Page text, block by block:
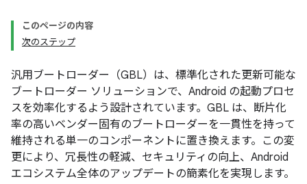
このページの内容
次のステップ
汎用ブートローダー（GBL）は、標準化された更新可能な
ブートローダー ソリューションで、Android の起動プロセ
スを効率化するよう設計されています。 GBL は、断片化
率の高いベンダー固有のブートローダーを一貫性を持って
維持される単一のコンポーネントに置き換えます。この変
更により、冗長性の軽減、セキュリティの向上、Android
エコシステム全体のアップデートの簡素化を実現します。